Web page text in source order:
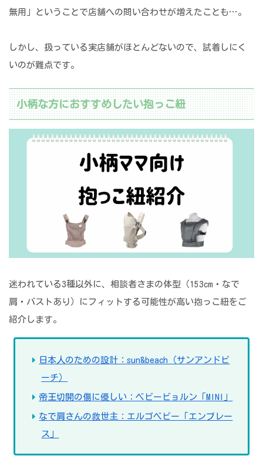
無用」ということで店舗への問い合わせが増えたことも…。
しかし、扱っている実店舗がほとんどないので、試着しにく
いのが難点です。
小柄な方におすすめしたい抱っこ紐
迷われている3種以外に、相談者さまの体型（153cm・なで
肩・バストあり）にフィットする可能性が高い抱っこ紐をご
紹介します。
日本人のための設計：sun&beach（サンアンドビ
ーチ）
帝王切開の傷に優しい：ベビービョルン「MINI」
なで肩さんの救世主：エルゴベビー「エンブレー
ス」